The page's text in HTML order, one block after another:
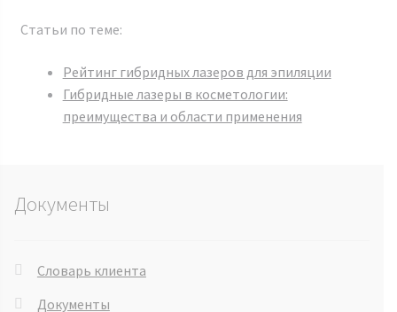
Статьи по теме:
Рейтинг гибридных лазеров для эпиляции
Гибридные лазеры в косметологии:
преимущества и области применения
Документы
Словарь клиента
Документы